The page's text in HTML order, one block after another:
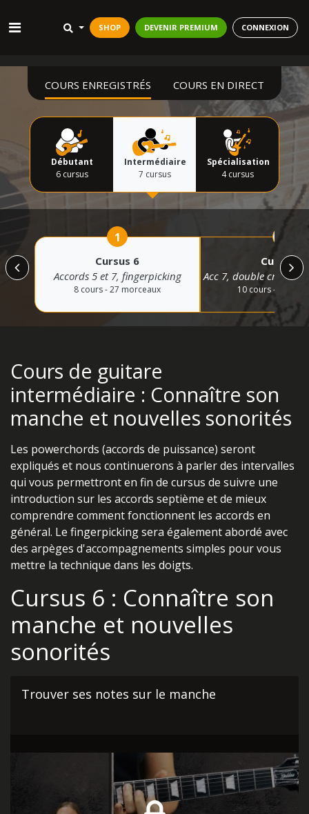
SHOP DEVENIR PREMIUM CONNEXION
COURS ENREGISTRÉS COURS EN DIRECT
Débutant
6 cursus
Intermédiaire
7 cursus
Spécialisation
4 cursus
1
Cursus 6
Accords 5 et 7, fingerpicking
8 cours - 27 morceaux
Cursus 7
Acc 7, double croche,
10 cours - 15
Cours de guitare
intermédiaire : Connaître son
manche et nouvelles sonorités
Les powerchords (accords de puissance) seront
expliqués et nous continuerons à parler des intervalles
qui vous permettront en fin de cursus de suivre une
introduction sur les accords septième et de mieux
comprendre comment fonctionnent les accords en
général. Le fingerpicking sera également abordé avec
des arpèges d'accompagnements simples pour vous
mettre la technique dans les doigts.
Cursus 6 : Connaître son
manche et nouvelles
sonorités
Trouver ses notes sur le manche